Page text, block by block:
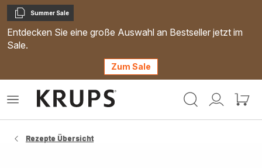
Kopieren
Summer Sale
Entdecken Sie eine große Auswahl an Bestseller jetzt im
Sale.
Zum Sale
Mein
Mein
Das
Rezepte Übersicht